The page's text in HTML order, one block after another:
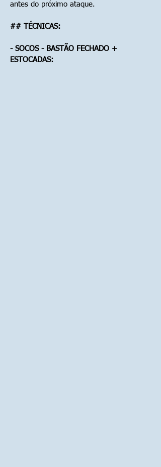
antes do próximo ataque.
## TÉCNICAS:
- SOCOS - BASTÃO FECHADO +
ESTOCADAS: